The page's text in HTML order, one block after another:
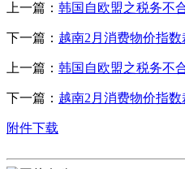
上一篇： 韩国自欧盟之税务不
下一篇： 越南2月消费物价指
上一篇： 韩国自欧盟之税务不
下一篇： 越南2月消费物价指
附件下载